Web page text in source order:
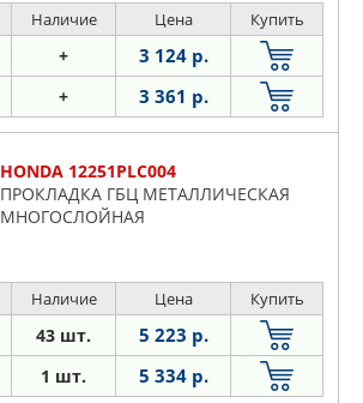
Наличие Цена Купить
+ 3 124 р.
+ 3 361 р.
HONDA 12251PLC004
ПРОКЛАДКА ГБЦ МЕТАЛЛИЧЕСКАЯ
МНОГОСЛОЙНАЯ
Наличие Цена Купить
43 шт. 5 223 р.
1 шт. 5 334 р.